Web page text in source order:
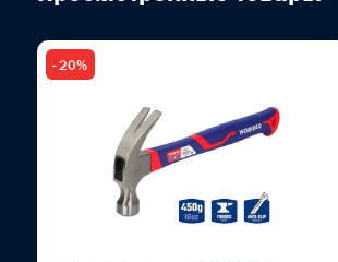
- 20%